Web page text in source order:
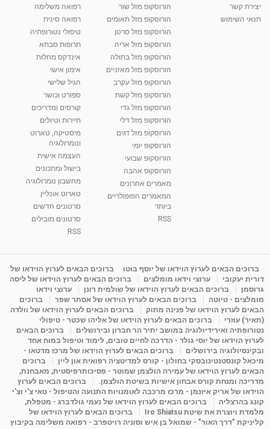
10:17
קרין גורן - העוגה המתגלצ’ת ללא קמח
יוסי שר - מתמחה בשיטת אלכסנדר וטאי צ'י
2,738 צפיות
01:46
רנה רז-גילו -טיפול אנרגטי ויעוץ רוחני - נומרולוגית
2,315 צפיות
סודות בתאריך הלידה, משמעות חודש הלידה -
ינואר זינה ליבשיץ נומרולוגית
09:12
מדיטציה בדמיון מודרך - היכרות עם האני הפנימי
מאת admin 11 שנים 3,650 צפיות
15:49
פנינה מתוק - מרכז "נתיב הלב" בהרצליה-
מדיטציה-התחדשות
מאת Shahar-vod 2,146 צפיות
יצירת קשר
תנאי השימוש
הורוסקופ מזל שור
הורוסקופ מזל תאומים
הורוסקופ מזל סרטן
הורוסקופ מזל אריה
הורוסקופ מזל בתולה
הורוסקופ מזל מאזניים
הורוסקופ מזל עקרב
הורוסקופ מזל קשת
הורוסקופ מזל גדי
הורוסקופ מזל דלי
הורוסקופ מזל דגים
הורוסקופ יומי
הורוסקופ שבועי
הורוסקופ אהבה
מאמרים אחרונים
המאמרים הפופולריים
ביותר
RSS
רפואה משלימה
רפואה סינית
טיפולי נטורופתיה
תרופות סבתא
אינדקס מחלות
אימון אישי
הגיל שלישי
ספורט וכושר
קורסים ומדריכים
תיירות וטיולים
מיסטיקה, טארוט
ונומרולוגיה
העצמה אישית
בישול ומתכונים
מחשבון נומרולוגיה
טארוט אונליין
סרטונים חדשים
סרטונים מובילים
RSS
ברוכים הבאים לערוץ הוידאו של יוסף בוטו
ברוכים הבאים לערוץ הוידאו של
דורית יעקובי
ערוצי וידאו מומלצים
ברוכים הבאים לערוץ הוידאו של ליסה
גרוסמן
ברוכים הבאים לערוץ הוידאו של שולמית רונן
ערוצי וידאו
מומלצים - טיוטה
ברוכים הבאים לערוץ הוידאו של אסתר שפר
ברוכים
הבאים לערוץ הוידאו של פנינה מתוק
ברוכים הבאים לערוץ הוידאו של וולדה
(תאיר) עוזרי
ברוכים הבאים לערוץ הוידאו של אליהו שכטר - טיפולי
נטורופתיה ואירידיולוגיה במושב יתיר הר חברון ובירושלים
ברוכים הבאים
לערוץ הוידאו של יוסי גולד - הדרכה לחיים טובים, לימוד וטיפול במוח אחד
ובקינסיולוגיה בירושלים
ברוכים הבאים לערוץ הוידאו של מרכז מדטאו -
מיכאל קונסטנטינובסקי בחולון - קורס למדיטציה רפואית און ליין
ברוכים
הבאים לערוץ הוידאו של עמירה הולצמן שמוטר - פסיכותרפיסטית, מאבחנת,
מדריכה ומנחת קורס אבחון אישיות בשיטת הולצמן.
ברוכים הבאים לערוץ
הוידאו של אריק איזנמן - מרכז מרכבה לאומנויות התנועה והטיפול - טאי צ'י וצ'י
קונג בהרצליה
ברוכים הבאים לערוץ הוידאו של נעמי גולדברג - מטפלת,
מלמדת ויוצרת את שיטת Iro Shiatsu
ברוכים הבאים לערוץ הוידאו של
קליניקת "דרך האור" - שמואל בן איש וסוניה רויטפרב - רפואה משלימה בקיבוץ